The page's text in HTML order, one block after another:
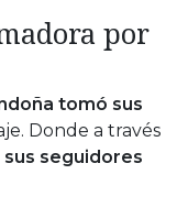
por
tomó sus
Donde a través
seguidores